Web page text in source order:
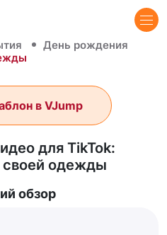
День рождения
для TikTok:
своей одежды
в VJump
обзор